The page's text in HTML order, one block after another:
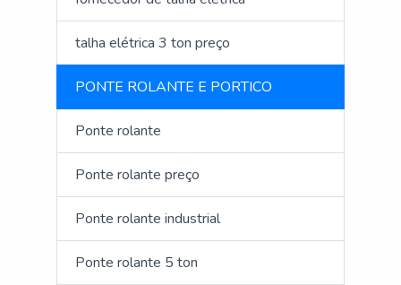
talha elétrica 3 ton preço
PONTE ROLANTE E PORTICO
Ponte rolante
Ponte rolante preço
Ponte rolante industrial
Ponte rolante 5 ton